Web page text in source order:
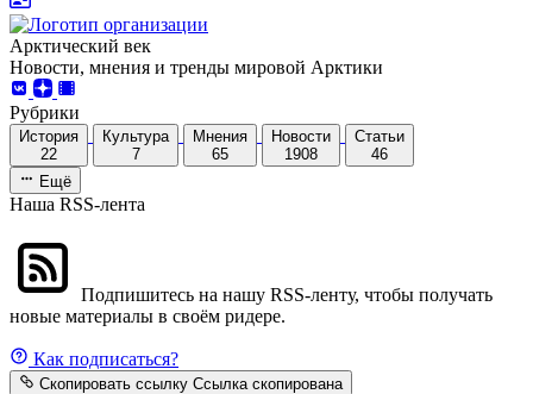
Арктический век
Новости, мнения и тренды мировой Арктики
Рубрики
История
22
Культура
7
Мнения
65
Новости
1908
Статьи
46
Ещё
Наша RSS-лента
Подпишитесь на нашу RSS-ленту, чтобы получать
новые материалы в своём ридере.
Как подписаться?
Скопировать ссылку Ссылка скопирована